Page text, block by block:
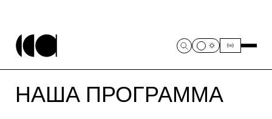
НАША ПРОГРАММА